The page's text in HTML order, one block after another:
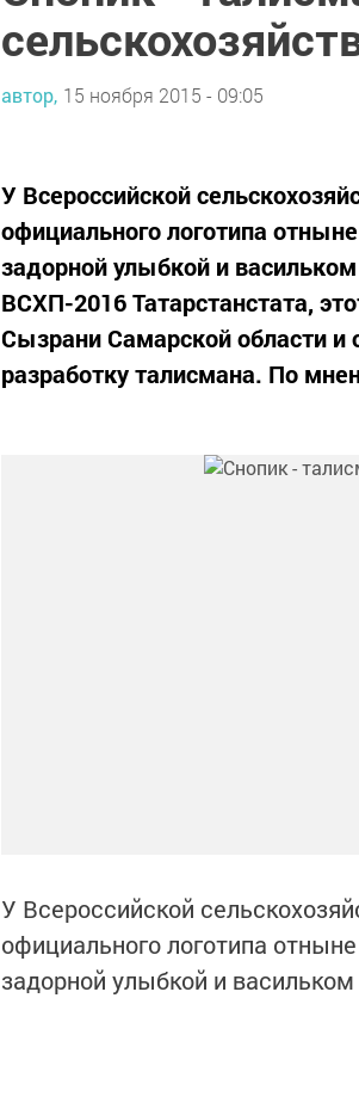
автор, 15 ноября 2015 - 09:05
У Всероссийской
официального логотипа
задорной улыбкой и
ВСХП-2016 Татарстанстата,
Сызрани Самарской области и
разработку талисмана. По
У Всероссийской
официального логотипа
задорной улыбкой и